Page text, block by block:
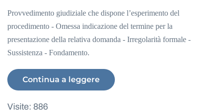
Provvedimento giudiziale che dispone l’esperimento del
procedimento - Omessa indicazione del termine per la
presentazione della relativa domanda - Irregolarità formale -
Sussistenza - Fondamento.
Continua a leggere
Visite: 886